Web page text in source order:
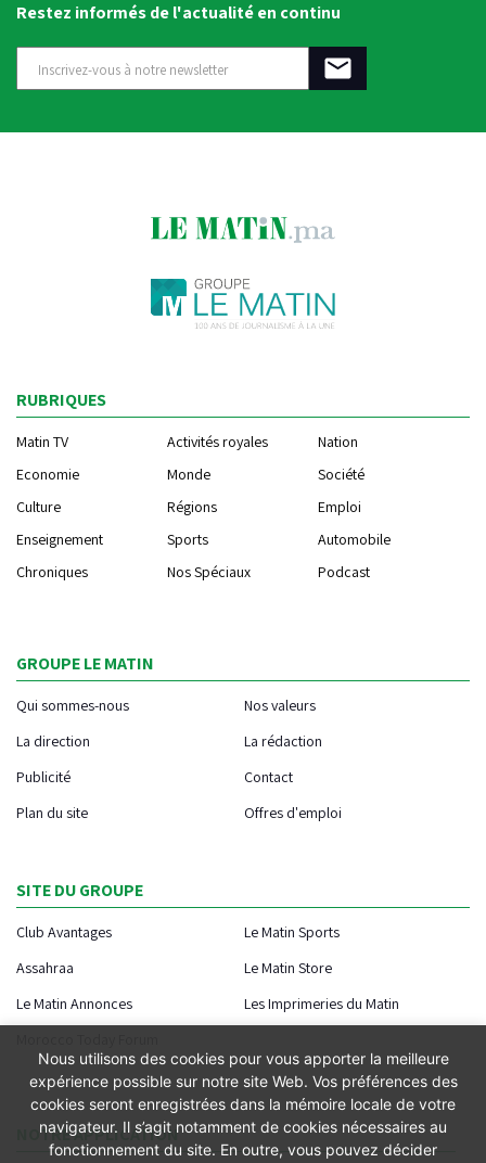
Restez informés de l'actualité en continu
RUBRIQUES
Matin TV Activités royales
Nation
Economie
Monde
Société
Culture
Régions
Emploi
Enseignement
Sports
Automobile
Chroniques
Nos Spéciaux Podcast
GROUPE LE MATIN
Qui sommes-nous
Nos valeurs
La direction
La rédaction
Publicité
Contact
Plan du site
Offres d'emploi
SITE DU GROUPE
Club Avantages
Le Matin Sports
Assahraa
Le Matin Store
Le Matin Annonces
Les Imprimeries du Matin
NOTRE APPLICATION
Nous utilisons des cookies pour vous apporter la meilleure
expérience possible sur notre site Web. Vos préférences des
cookies seront enregistrées dans la mémoire locale de votre
navigateur. Il s’agit notamment de cookies nécessaires au
fonctionnement du site. En outre, vous pouvez décider